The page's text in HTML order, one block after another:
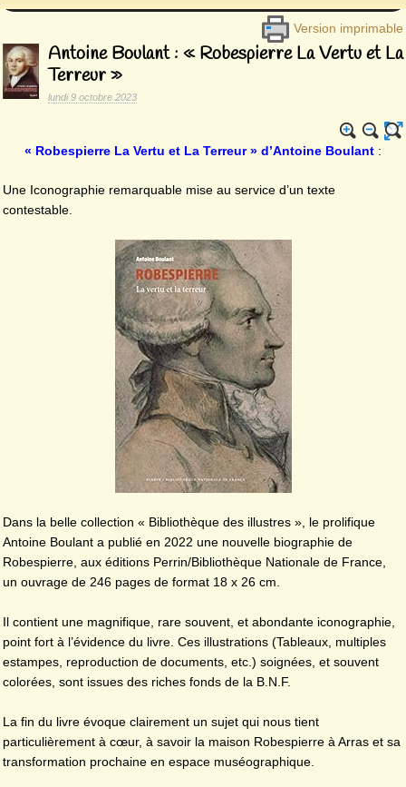
Version imprimable
Antoine Boulant : « Robespierre La Vertu et La
Terreur »
lundi 9 octobre 2023
« Robespierre La Vertu et La Terreur » d’Antoine Boulant :
Une Iconographie remarquable mise au service d’un texte
contestable.
Dans la belle collection « Bibliothèque des illustres », le prolifique
Antoine Boulant a publié en 2022 une nouvelle biographie de
Robespierre, aux éditions Perrin/Bibliothèque Nationale de France,
un ouvrage de 246 pages de format 18 x 26 cm.
Il contient une magnifique, rare souvent, et abondante iconographie,
point fort à l’évidence du livre. Ces illustrations (Tableaux, multiples
estampes, reproduction de documents, etc.) soignées, et souvent
colorées, sont issues des riches fonds de la B.N.F.
La fin du livre évoque clairement un sujet qui nous tient
particulièrement à cœur, à savoir la maison Robespierre à Arras et sa
transformation prochaine en espace muséographique.